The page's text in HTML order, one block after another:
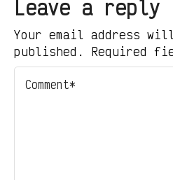
Leave a reply
Your email address
published. Required